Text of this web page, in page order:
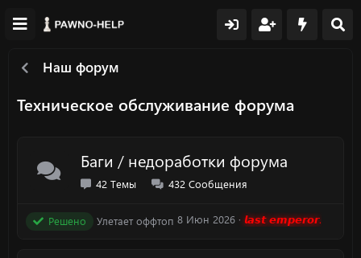
Наш форум
Техническое обслуживание форума
Баги / недоработки форума
42 Темы 432 Сообщения
Решено Улетает оффтоп 8 Июн 2026 𝙡𝙖𝙨𝙩 𝙚𝙢𝙥𝙚𝙧𝙤𝙧.